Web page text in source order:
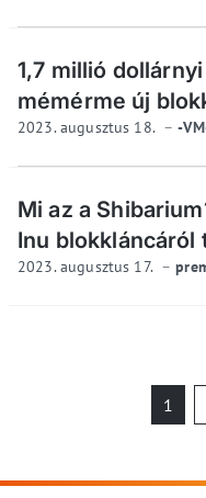
1,7 millió
mémérme új
2023. augusztus 18. -
Mi az a
Inu blokkláncáról
2023. augusztus 17.
1